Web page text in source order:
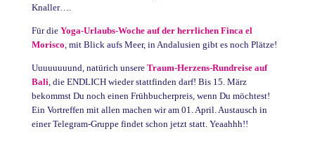
Knaller….
Für die Yoga-Urlaubs-Woche auf der herrlichen Finca el
Morisco, mit Blick aufs Meer, in Andalusien gibt es noch Plätze!
Uuuuuuuund, natürich unsere Traum-Herzens-Rundreise auf
Bali, die ENDLICH wieder stattfinden darf! Bis 15. März
bekommst Du noch einen Frühbucherpreis, wenn Du möchtest!
Ein Vortreffen mit allen machen wir am 01. April. Austausch in
einer Telegram-Gruppe findet schon jetzt statt. Yeaahhh!!